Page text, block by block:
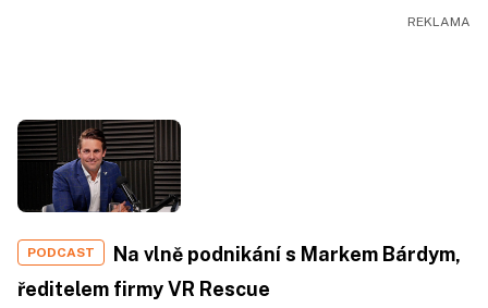
PODCAST
Na vlně podnikání s Markem Bárdym,
ředitelem firmy VR Rescue